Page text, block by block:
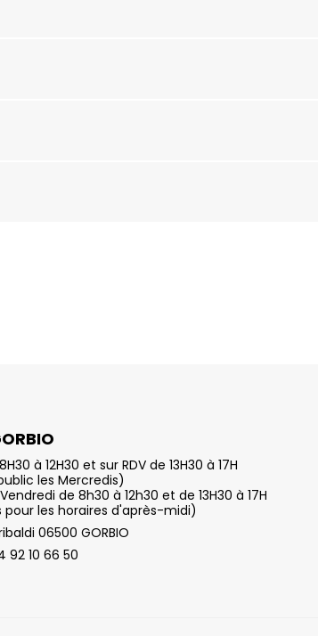
à 12H30 et sur RDV de 13H30 à 17H
les Mercredis)
de 8h30 à 12h30 et de 13H30 à 17H
les horaires d'après-midi)
06500 GORBIO
92 10 66 50